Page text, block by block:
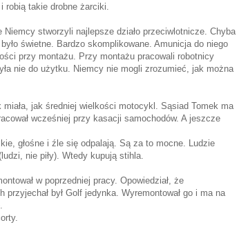
takie drobne żarciki.
Niemcy stworzyli najlepsze działo przeciwlotnicze. Chyba
świetne. Bardzo skomplikowane. Amunicja do niego
przy montażu. Przy montażu pracowali robotnicy
nie do użytku. Niemcy nie mogli zrozumieć, jak można
miała, jak średniej wielkości motocykl. Sąsiad Tomek ma
wcześniej przy kasacji samochodów. A jeszcze
głośne i źle się odpalają. Są za to mocne. Ludzie
nie piły). Wtedy kupują stihla.
w poprzedniej pracy. Opowiedział, że
był Golf jedynka. Wyremontował go i ma na